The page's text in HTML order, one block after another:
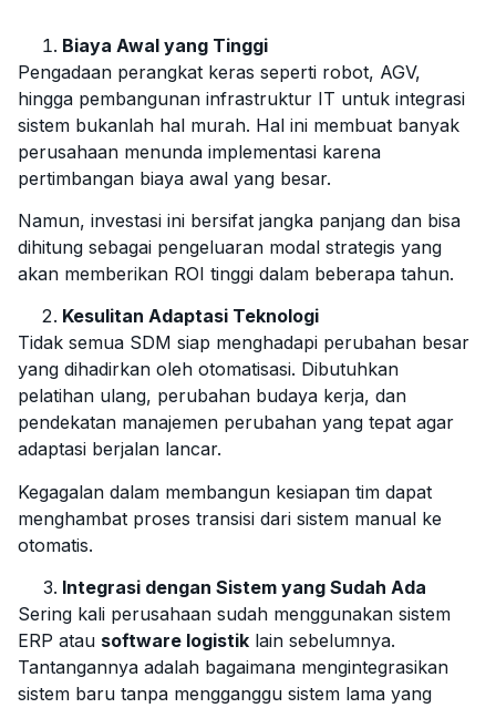
Biaya Awal yang Tinggi
Pengadaan perangkat keras seperti robot, AGV,
hingga pembangunan infrastruktur IT untuk integrasi
sistem bukanlah hal murah. Hal ini membuat banyak
perusahaan menunda implementasi karena
pertimbangan biaya awal yang besar.
Namun, investasi ini bersifat jangka panjang dan bisa
dihitung sebagai pengeluaran modal strategis yang
akan memberikan ROI tinggi dalam beberapa tahun.
Kesulitan Adaptasi Teknologi
Tidak semua SDM siap menghadapi perubahan besar
yang dihadirkan oleh otomatisasi. Dibutuhkan
pelatihan ulang, perubahan budaya kerja, dan
pendekatan manajemen perubahan yang tepat agar
adaptasi berjalan lancar.
Kegagalan dalam membangun kesiapan tim dapat
menghambat proses transisi dari sistem manual ke
otomatis.
Integrasi dengan Sistem yang Sudah Ada
Sering kali perusahaan sudah menggunakan sistem
ERP atau software logistik lain sebelumnya.
Tantangannya adalah bagaimana mengintegrasikan
sistem baru tanpa mengganggu sistem lama yang